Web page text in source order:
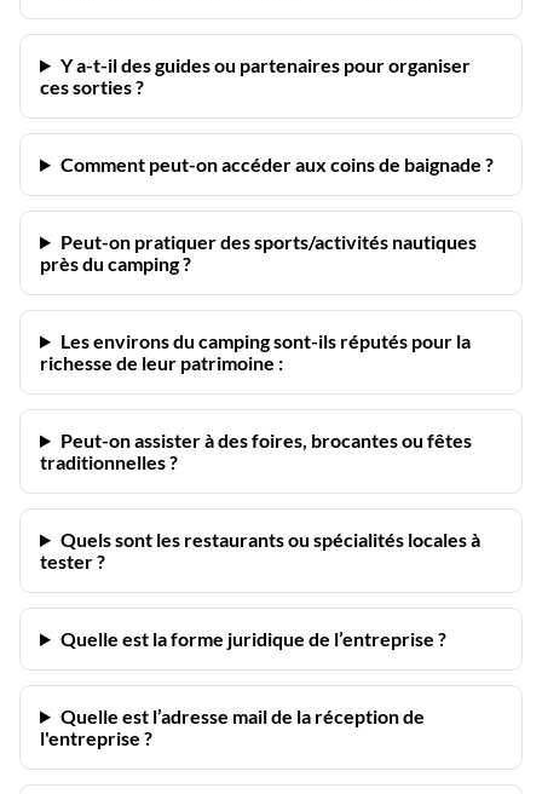
Y a-t-il des guides ou partenaires pour organiser
ces sorties ?
Comment peut-on accéder aux coins de baignade ?
Peut-on pratiquer des sports/activités nautiques
près du camping ?
Les environs du camping sont-ils réputés pour la
richesse de leur patrimoine :
Peut-on assister à des foires, brocantes ou fêtes
traditionnelles ?
Quels sont les restaurants ou spécialités locales à
tester ?
Quelle est la forme juridique de l’entreprise ?
Quelle est l’adresse mail de la réception de
l'entreprise ?